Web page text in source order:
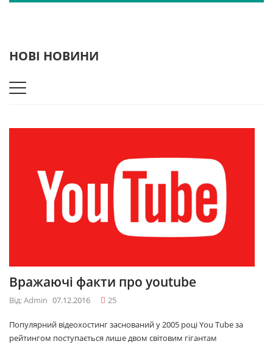
НОВІ НОВИНИ
Вражаючі факти про youtube
Від: Admin 07.12.2016 25
Популярний відеохостинг заснований у 2005 році You Tube за
рейтингом поступається лише двом світовим гігантам